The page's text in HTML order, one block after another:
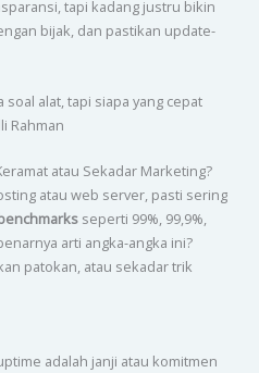
tapi kadang justru bikin
bijak, dan pastikan update-
alat, tapi siapa yang cepat
Rahman
atau Sekadar Marketing?
atau web server, pasti sering
seperti 99%, 99,9%,
arti angka-angka ini?
patokan, atau sekadar trik
adalah janji atau komitmen